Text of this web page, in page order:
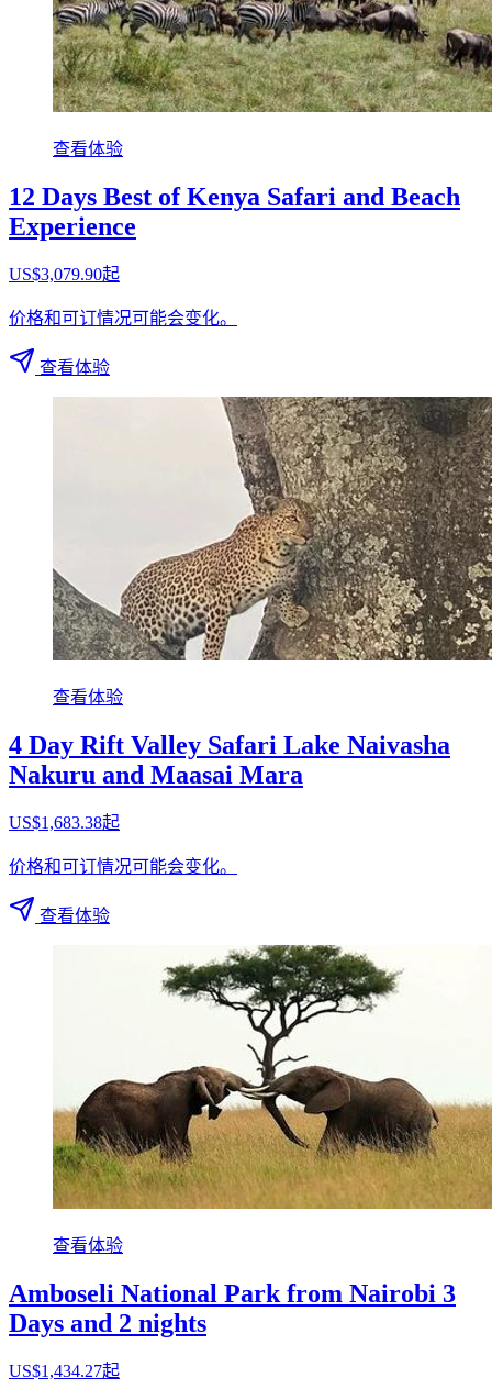
查看体验
12 Days Best of Kenya Safari and Beach
Experience
US$3,079.90起
价格和可订情况可能会变化。
查看体验
查看体验
4 Day Rift Valley Safari Lake Naivasha
Nakuru and Maasai Mara
US$1,683.38起
价格和可订情况可能会变化。
查看体验
查看体验
Amboseli National Park from Nairobi 3
Days and 2 nights
US$1,434.27起